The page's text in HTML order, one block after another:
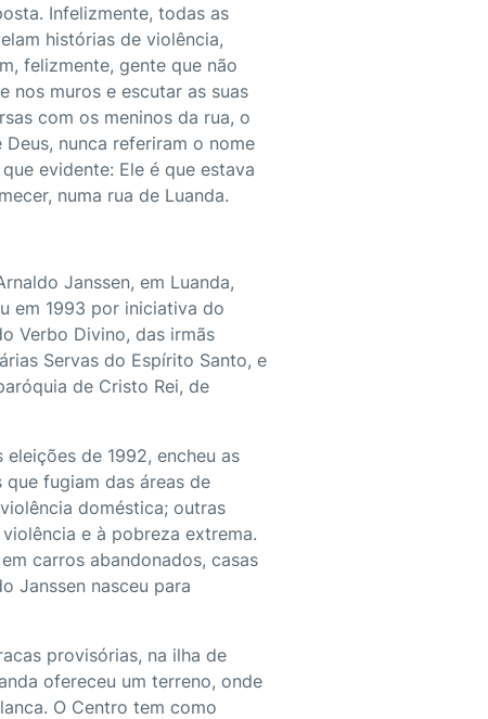
Infelizmente, todas as
histórias de violência,
felizmente, gente que não
nos muros e escutar as suas
com os meninos da rua, o
nunca referiram o nome
evidente: Ele é que estava
numa rua de Luanda.
Janssen, em Luanda,
em 1993 por iniciativa do
Verbo Divino, das irmãs
Servas do Espírito Santo, e
de Cristo Rei, de
de 1992, encheu as
que fugiam das áreas de
doméstica; outras
e à pobreza extrema.
carros abandonados, casas
Janssen nasceu para
provisórias, na ilha de
ofereceu um terreno, onde
O Centro tem como